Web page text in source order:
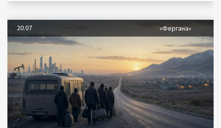
20.07 «Фергана»